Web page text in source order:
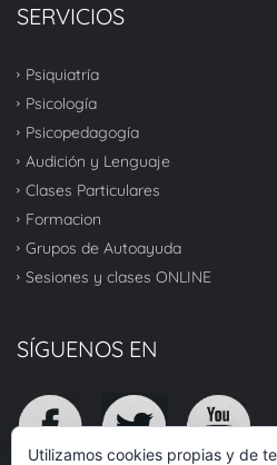
SERVICIOS
Psiquiatría
Psicología
Psicopedagogía
Audición y Lenguaje
Clases Particulares
Formacion
Grupos de Autoayuda
Sesiones y clases ONLINE
SÍGUENOS EN
Utilizamos cookies propias y de